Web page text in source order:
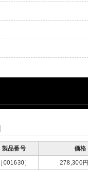
製品番号 価格
［001630］ 278,300円